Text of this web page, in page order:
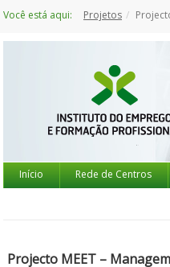
para
Você está aqui: Projetos Projecto
Início Rede de Centros
Projecto MEET –